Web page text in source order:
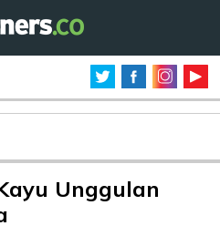
Unggulan